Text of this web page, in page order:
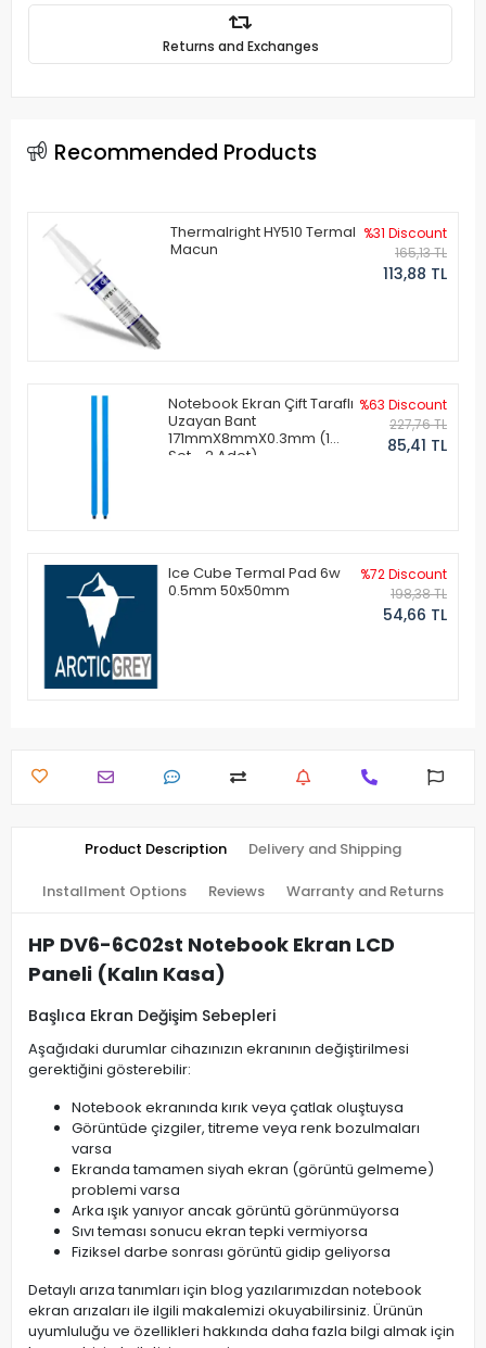
Returns and Exchanges
Recommended Products
Thermalright HY510 Termal
Macun
%31 Discount
165,13 TL
113,88 TL
Notebook Ekran Çift Taraflı
Uzayan Bant
171mmX8mmX0.3mm (1
Set - 2 Adet)
%63 Discount
227,76 TL
85,41 TL
Ice Cube Termal Pad 6w
0.5mm 50x50mm
%72 Discount
198,38 TL
54,66 TL
Product Description Delivery and Shipping
Installment Options Reviews Warranty and Returns
HP DV6-6C02st Notebook Ekran LCD
Paneli (Kalın Kasa)
Başlıca Ekran Değişim Sebepleri
Aşağıdaki durumlar cihazınızın ekranının değiştirilmesi
gerektiğini gösterebilir:
Notebook ekranında kırık veya çatlak oluştuysa
Görüntüde çizgiler, titreme veya renk bozulmaları
varsa
Ekranda tamamen siyah ekran (görüntü gelmeme)
problemi varsa
Arka ışık yanıyor ancak görüntü görünmüyorsa
Sıvı teması sonucu ekran tepki vermiyorsa
Fiziksel darbe sonrası görüntü gidip geliyorsa
Detaylı arıza tanımları için blog yazılarımızdan notebook
ekran arızaları ile ilgili makalemizi okuyabilirsiniz. Ürünün
uyumluluğu ve özellikleri hakkında daha fazla bilgi almak için